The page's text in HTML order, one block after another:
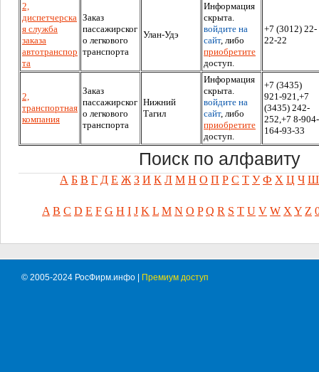
2,
диспетчерска
я служба
заказа
автотранспор
та
Заказ
пассажирског
о легкового
транспорта
Улан-Удэ
Информация
скрыта.
войдите на
сайт, либо
приобретите
доступ.
+7 (3012) 22-
22-22
2,
транспортная
компания
Заказ
пассажирског
о легкового
транспорта
Нижний
Тагил
Информация
скрыта.
войдите на
сайт, либо
приобретите
доступ.
+7 (3435)
921-921,+7
(3435) 242-
252,+7 8-904-
164-93-33
Поиск по алфавиту
А Б В Г Д Е Ж З И К Л М Н О П Р С Т У Ф Х Ц Ч Ш
A B C D E F G H I J K L M N O P Q R S T U V W X Y Z
© 2005-2024 РосФирм.инфо | Премиум доступ